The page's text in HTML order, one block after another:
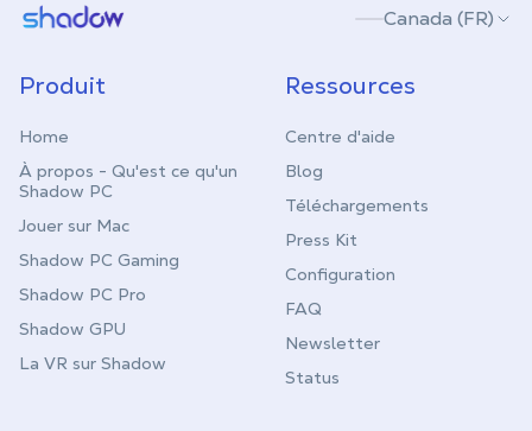
Shadow.tech Canada (FR)
Produit
Home
À propos - Qu'est ce qu'un
Shadow PC
Jouer sur Mac
Shadow PC Gaming
Shadow PC Pro
Shadow GPU
La VR sur Shadow
Ressources
Centre d'aide
Blog
Téléchargements
Press Kit
Configuration
FAQ
Newsletter
Status